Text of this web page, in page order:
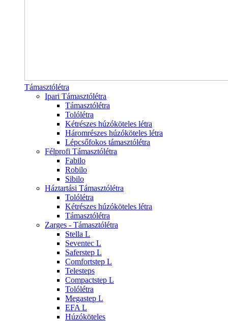
Támasztólétra
Ipari Támasztólétra
Támasztólétra
Tolólétra
Kétrészes húzóköteles létra
Háromrészes húzóköteles létra
Lépcsőfokos támasztólétra
Félprofi Támasztólétra
Fabilo
Robilo
Sibilo
Háztartási Támasztólétra
Tolólétra
Kétrészes húzóköteles létra
Támasztólétra
Zarges - Támasztólétra
Stella L
Seventec L
Saferstep L
Comfortstep L
Telesteps
Compactstep L
Tolólétra
Megastep L
EFA L
Húzóköteles